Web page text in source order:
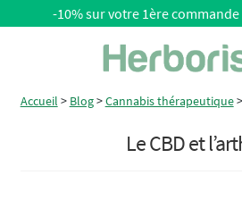
navigation
-10% sur votre 1ère commande
Accueil > Blog>Cannabis thérapeutique>
Le CBD et